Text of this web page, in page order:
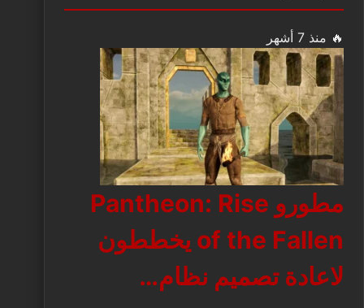
🔥 منذ 7 أشهر
مطورو Pantheon: Rise
of the Fallen يخططون
لاعادة تصميم نظام…